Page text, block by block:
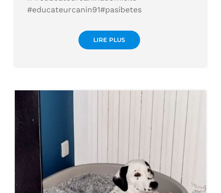
#educateurcanin91#pasibetes
LIRE PLUS